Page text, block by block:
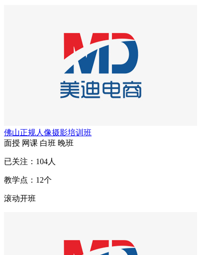
佛山正规人像摄影培训班
面授 网课 白班 晚班
已关注： 104人
教学点： 12个
滚动开班